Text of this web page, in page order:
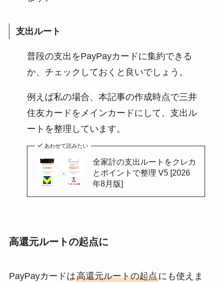
支出ルート
普段の支出をPayPayカードに集約できる
か、チェックしておくと良いでしょう。
例えば私の場合、本記事の作成時点で三井
住友カードをメインカードにして、支出ル
ートを整理しています。
あわせて読みたい
全家計の支出ルートをクレカ
とポイントで整理 V5 [2026
年8月版]
高還元ルートの起点に
PayPayカードは高還元ルートの起点にも使えま